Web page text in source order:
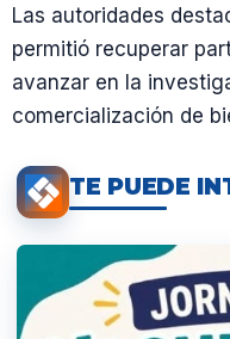
Las autoridades
permitió recuperar
avanzar en la
comercialización de
TE PUEDE